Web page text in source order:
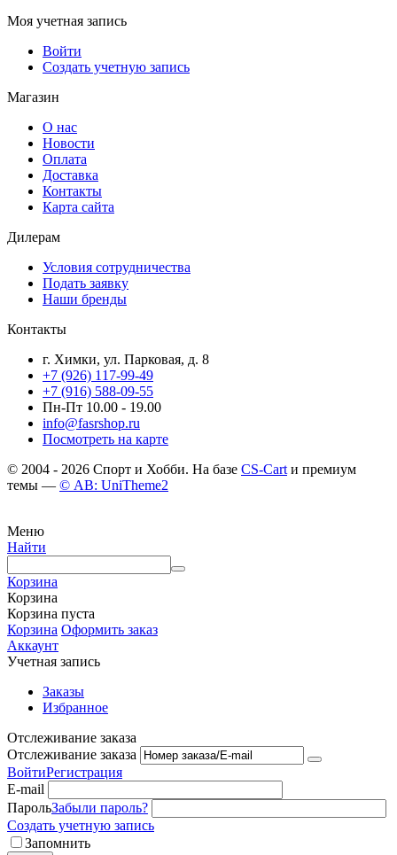
Моя учетная запись
Войти
Создать учетную запись
Магазин
О нас
Новости
Оплата
Доставка
Контакты
Карта сайта
Дилерам
Условия сотрудничества
Подать заявку
Наши бренды
Контакты
г. Химки, ул. Парковая, д. 8
+7 (926) 117-99-49
+7 (916) 588-09-55
Пн-Пт 10.00 - 19.00
info@fasrshop.ru
Посмотреть на карте
© 2004 - 2026 Спорт и Хобби. На базе CS-Cart и премиум
темы — © AB: UniTheme2
Меню
Найти
Корзина
Корзина
Корзина пуста
Корзина Оформить заказ
Аккаунт
Учетная запись
Заказы
Избранное
Отслеживание заказа
Отслеживание заказа
ВойтиРегистрация
E-mail
ПарольЗабыли пароль?
Создать учетную запись
Запомнить